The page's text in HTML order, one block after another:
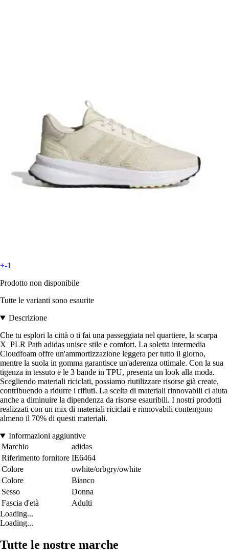
+-1
Prodotto non disponibile
Tutte le varianti sono esaurite
Descrizione
Che tu esplori la città o ti fai una passeggiata nel quartiere, la scarpa
X_PLR Path adidas unisce stile e comfort. La soletta intermedia
Cloudfoam offre un'ammortizzazione leggera per tutto il giorno,
mentre la suola in gomma garantisce un'aderenza ottimale. Con la sua
tigenza in tessuto e le 3 bande in TPU, presenta un look alla moda.
Scegliendo materiali riciclati, possiamo riutilizzare risorse già create,
contribuendo a ridurre i rifiuti. La scelta di materiali rinnovabili ci aiuta
anche a diminuire la dipendenza da risorse esauribili. I nostri prodotti
realizzati con un mix di materiali riciclati e rinnovabili contengono
almeno il 70% di questi materiali.
Informazioni aggiuntive
Marchio
adidas
Riferimento fornitore IE6464
Colore
owhite/orbgry/owhite
Colore
Bianco
Sesso
Donna
Fascia d'età
Adulti
Loading...
Loading...
Tutte le nostre marche